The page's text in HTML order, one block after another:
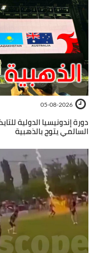
05-08-2026
السالمي يتوج بالذهبية